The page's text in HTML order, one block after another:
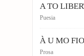
A TO
Puesia
À U MO
Prosa